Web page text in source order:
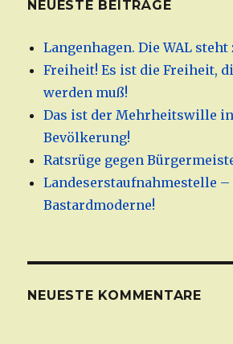
NEUESTE BEITRÄGE
Langenhagen. Die WAL steht
Freiheit! Es ist die Freiheit,
werden muß!
Das ist der Mehrheitswille
Bevölkerung!
Ratsrüge gegen
Landeserstaufnahmestelle –
Bastardmoderne!
NEUESTE KOMMENTARE